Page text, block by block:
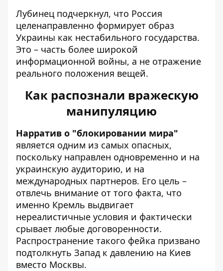
Лубинец подчеркнул, что Россия
целенаправленно формирует образ
Украины как нестабильного государства.
Это – часть более широкой
информационной войны, а не отражение
реального положения вещей.
Как распознали вражескую
манипуляцию
Нарратив о "блокировании мира"
является одним из самых опасных,
поскольку направлен одновременно и на
украинскую аудиторию, и на
международных партнеров. Его цель –
отвлечь внимание от того факта, что
именно Кремль выдвигает
нереалистичные условия и фактически
срывает любые договоренности.
Распространение такого фейка призвано
подтолкнуть Запад к давлению на Киев
вместо Москвы.